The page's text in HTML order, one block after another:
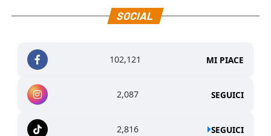
SOCIAL
102,121 MI PIACE
2,087 SEGUICI
2,816 SEGUICI